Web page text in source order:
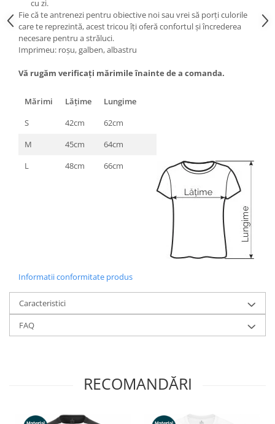
cu zi.
Fie că te antrenezi pentru obiective noi sau vrei să porți culorile
care te reprezintă, acest tricou îți oferă confortul și încrederea
necesare pentru a străluci.
Imprimeu: roșu, galben, albastru
Vă rugăm verificaţi mărimile înainte de a comanda.
Mărimi Lăţime
Lungime
S
42cm
62cm
M
45cm
64cm
L
48cm 66cm
Informatii conformitate produs
Caracteristici
FAQ
RECOMANDĂRI